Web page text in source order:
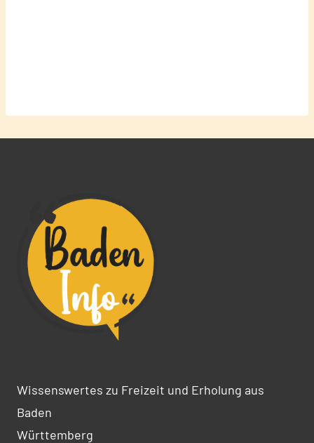
Wissenswertes zu Freizeit und Erholung aus
Baden
Württemberg